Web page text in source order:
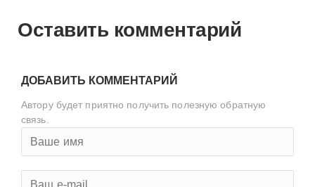
Оставить комментарий
ДОБАВИТЬ КОММЕНТАРИЙ
Автору будет приятно получить полезную обратную
связь.